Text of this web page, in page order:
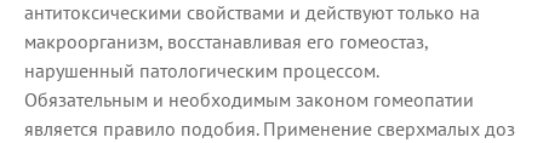
антитоксическими свойствами и действуют только на
макроорганизм, восстанавливая его гомеостаз,
нарушенный патологическим процессом.
Обязательным и необходимым законом гомеопатии
является правило подобия. Применение сверхмалых доз